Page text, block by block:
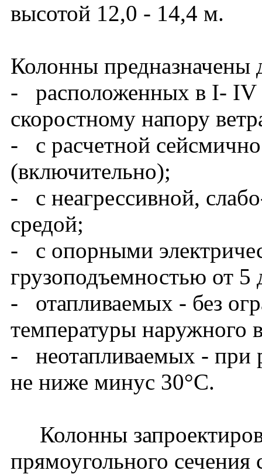
высотой 12,0 - 14,4 м.
Колонны предназначены
- расположенных в I- IV
скоростному напору
- с расчетной
(включительно);
- с неагрессивной,
средой;
- с опорными
грузоподъемностью от 5
- отапливаемых - без
температуры наружного
- неотапливаемых - при
не ниже минус 30°С.
Колонны
прямоугольного сечения